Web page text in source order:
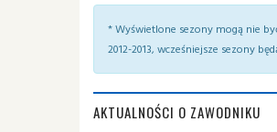
* Wyświetlone sezony mogą nie
2012-2013, wcześniejsze sezony
AKTUALNOŚCI O ZAWODNIKU